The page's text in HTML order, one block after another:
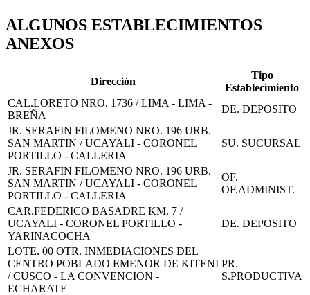
ALGUNOS ESTABLECIMIENTOS
ANEXOS
Dirección
Tipo
Establecimiento
CAL.LORETO NRO. 1736 / LIMA - LIMA -
BREÑA
DE. DEPOSITO
JR. SERAFIN FILOMENO NRO. 196 URB.
SAN MARTIN / UCAYALI - CORONEL
PORTILLO - CALLERIA
SU. SUCURSAL
JR. SERAFIN FILOMENO NRO. 196 URB.
SAN MARTIN / UCAYALI - CORONEL
PORTILLO - CALLERIA
OF.
OF.ADMINIST.
CAR.FEDERICO BASADRE KM. 7 /
UCAYALI - CORONEL PORTILLO -
YARINACOCHA
DE. DEPOSITO
LOTE. 00 OTR. INMEDIACIONES DEL
CENTRO POBLADO EMENOR DE KITENI
/ CUSCO - LA CONVENCION -
ECHARATE
PR.
S.PRODUCTIVA